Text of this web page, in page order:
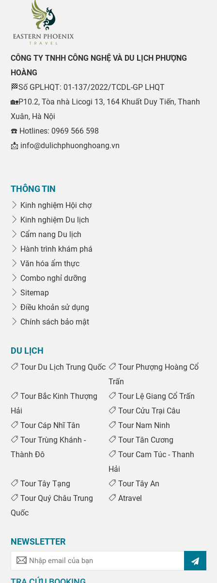
CÔNG TY TNHH CÔNG NGHỆ VÀ DU LỊCH PHƯỢNG
HOÀNG
🏁Số GPLHQT: 01-137/2022/TCDL-GP LHQT
🏡P10.2, Tòa nhà Licogi 13, 164 Khuất Duy Tiến, Thanh
Xuân, Hà Nội
☎️ Hotlines: 0969 566 598
📩 info@dulichphuonghoang.vn
THÔNG TIN
Kinh nghiệm Hội chợ
Kinh nghiệm Du lịch
Cẩm nang Du lịch
Hành trình khám phá
Văn hóa ẩm thực
Combo nghỉ dưỡng
Sitemap
Điều khoản sử dụng
Chính sách bảo mật
DU LỊCH
Tour Du Lịch Trung Quốc
Tour Phượng Hoàng Cổ
Trấn
Tour Bắc Kinh Thượng
Hải
Tour Lệ Giang Cổ Trấn
Tour Cửu Trại Câu
Tour Cáp Nhĩ Tân
Tour Nam Ninh
Tour Trùng Khánh -
Thành Đô
Tour Tân Cương
Tour Cam Túc - Thanh
Hải
Tour Tây Tạng
Tour Tây An
Tour Quý Châu Trung
Quốc
Atravel
NEWSLETTER